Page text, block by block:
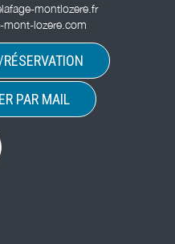
montlozere.fr
lozere.com
PAR MAIL